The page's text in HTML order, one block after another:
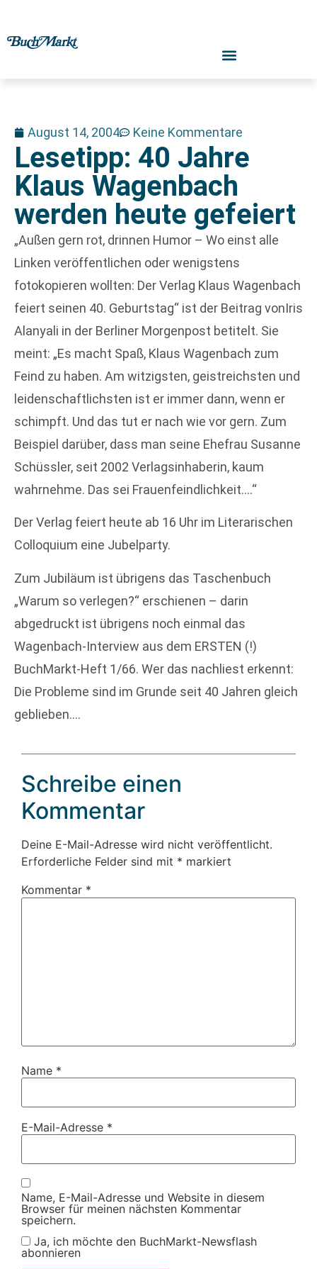
August 14, 2004 Keine Kommentare
Lesetipp: 40 Jahre
Klaus Wagenbach
werden heute gefeiert
„Außen gern rot, drinnen Humor – Wo einst alle
Linken veröffentlichen oder wenigstens
fotokopieren wollten: Der Verlag Klaus Wagenbach
feiert seinen 40. Geburtstag“ ist der Beitrag vonIris
Alanyali in der Berliner Morgenpost betitelt. Sie
meint: „Es macht Spaß, Klaus Wagenbach zum
Feind zu haben. Am witzigsten, geistreichsten und
leidenschaftlichsten ist er immer dann, wenn er
schimpft. Und das tut er nach wie vor gern. Zum
Beispiel darüber, dass man seine Ehefrau Susanne
Schüssler, seit 2002 Verlagsinhaberin, kaum
wahrnehme. Das sei Frauenfeindlichkeit….“
Der Verlag feiert heute ab 16 Uhr im Literarischen
Colloquium eine Jubelparty.
Zum Jubiläum ist übrigens das Taschenbuch
„Warum so verlegen?“ erschienen – darin
abgedruckt ist übrigens noch einmal das
Wagenbach-Interview aus dem ERSTEN (!)
BuchMarkt-Heft 1/66. Wer das nachliest erkennt:
Die Probleme sind im Grunde seit 40 Jahren gleich
geblieben….
Schreibe einen
Kommentar
Deine E-Mail-Adresse wird nicht veröffentlicht.
Erforderliche Felder sind mit * markiert
Kommentar *
Name *
E-Mail-Adresse *
Name, E-Mail-Adresse und Website in diesem
Browser für meinen nächsten Kommentar
speichern.
Ja, ich möchte den BuchMarkt-Newsflash
abonnieren